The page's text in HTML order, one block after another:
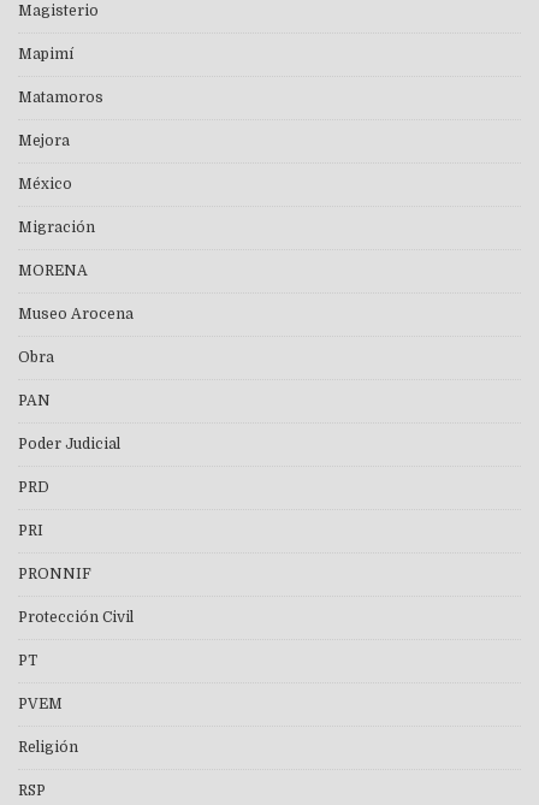
Magisterio
Mapimí
Matamoros
Mejora
México
Migración
MORENA
Museo Arocena
Obra
PAN
Poder Judicial
PRD
PRI
PRONNIF
Protección Civil
PT
PVEM
Religión
RSP